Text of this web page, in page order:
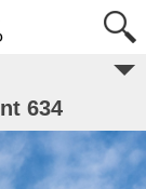
634